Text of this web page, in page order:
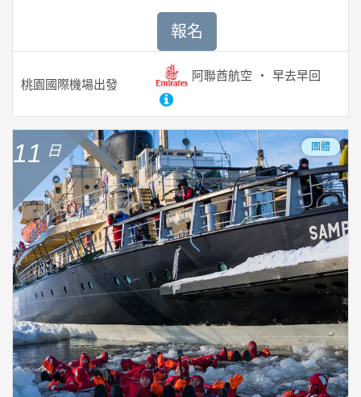
桃園國際機場出發
阿聯酋航空 早去早回
報名
11 團體